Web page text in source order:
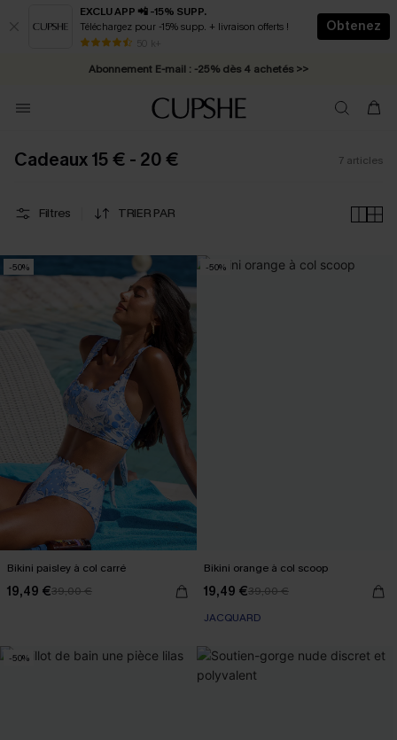
EXCLU APP 📲 -15% SUPP.
Téléchargez pour -15% supp. + livraison offerts !
50 k+
Obtenez
* Livraison éclair 2-3 jours ouvrés >>
Abonnement E-mail : -25% dès 4 achetés >>
Cadeaux 15 € - 20 € 7 articles
Filtres TRIER PAR
-50%
Bikini paisley à col carré
19,49 €39,00 €
-50%
Bikini orange à col scoop
19,49 €39,00 €
JACQUARD
-50%